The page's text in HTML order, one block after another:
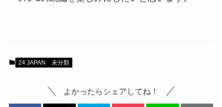
24 JAPAN 未分類
よかったらシェアしてね！